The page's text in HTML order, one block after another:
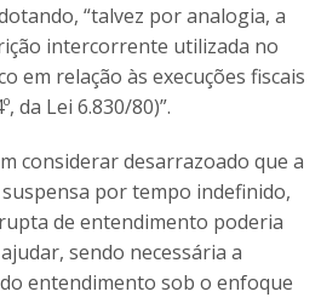
“talvez por analogia, a
intercorrente utilizada no
em relação às execuções fiscais
da Lei 6.830/80)”.
considerar desarrazoado que a
por tempo indefinido,
de entendimento poderia
sendo necessária a
entendimento sob o enfoque